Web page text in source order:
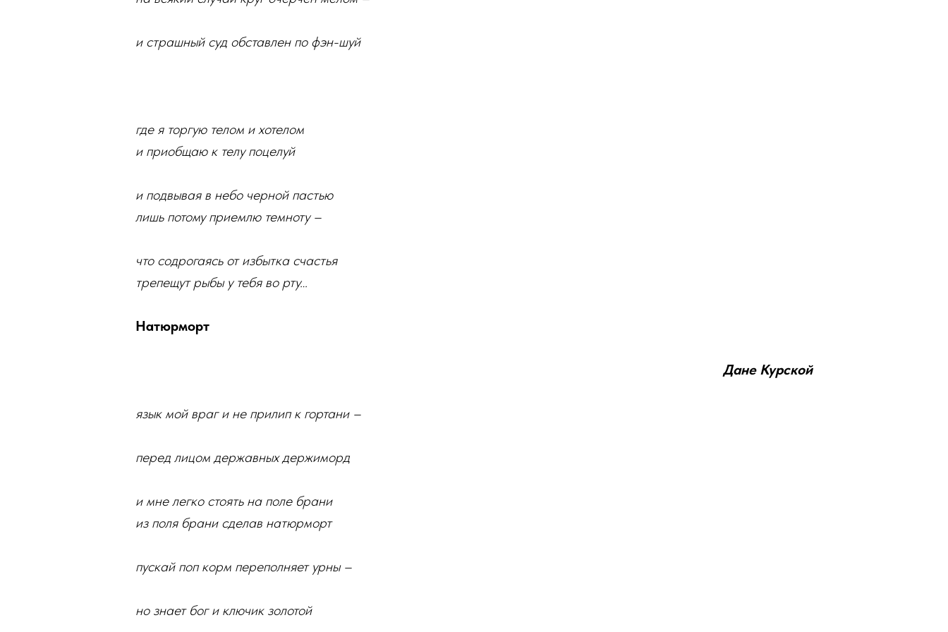
и страшный суд обставлен по фэн-шуй
где я торгую телом и хотелом
и приобщаю к телу поцелуй
и подвывая в небо черной пастью
лишь потому приемлю темноту –
что содрогаясь от избытка счастья
трепещут рыбы у тебя во рту…
Натюрморт
Дане Курской
язык мой враг и не прилип к гортани –
перед лицом державных держиморд
и мне легко стоять на поле брани
из поля брани сделав натюрморт
пускай поп корм переполняет урны –
но знает бог и ключик золотой